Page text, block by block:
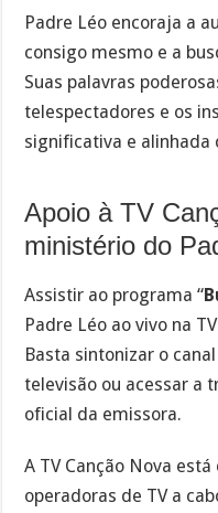
Padre Léo encoraja a
consigo mesmo e a
Suas palavras
telespectadores e os
significativa e alinhada
Apoio à TV
ministério do
Assistir ao programa “
Padre Léo ao vivo na
Basta sintonizar o
televisão ou acessar a
oficial da emissora.
A TV Canção Nova
operadoras de TV a